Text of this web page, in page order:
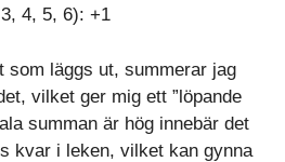
4, 5, 6): +1
som läggs ut, summerar jag
vilket ger mig ett ”löpande
summan är hög innebär det
kvar i leken, vilket kan gynna